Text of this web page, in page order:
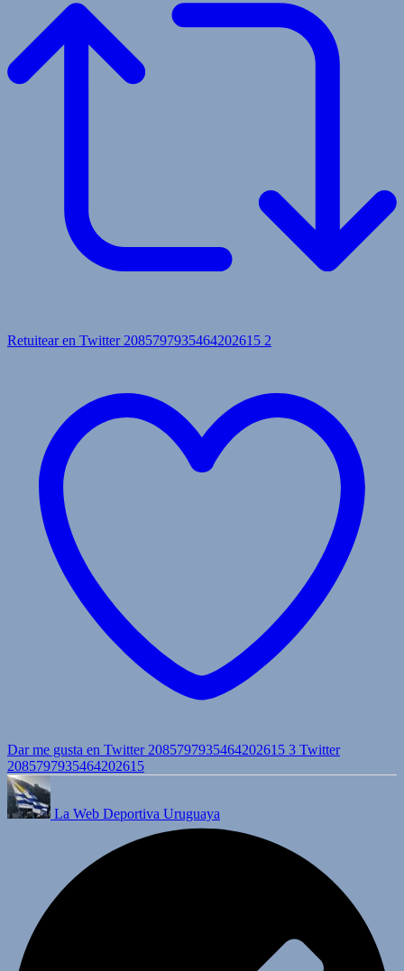
Retuitear en Twitter 2085797935464202615 2
Dar me gusta en Twitter 2085797935464202615 3 Twitter
2085797935464202615
La Web Deportiva Uruguaya